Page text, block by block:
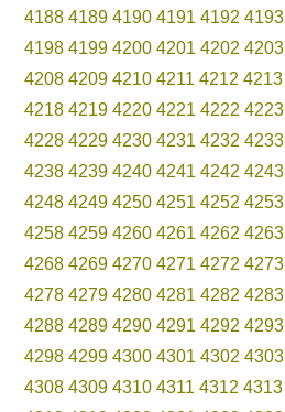
4188 4189 4190 4191 4192 4193
4198 4199 4200 4201 4202 4203
4208 4209 4210 4211 4212 4213
4218 4219 4220 4221 4222 4223
4228 4229 4230 4231 4232 4233
4238 4239 4240 4241 4242 4243
4248 4249 4250 4251 4252 4253
4258 4259 4260 4261 4262 4263
4268 4269 4270 4271 4272 4273
4278 4279 4280 4281 4282 4283
4288 4289 4290 4291 4292 4293
4298 4299 4300 4301 4302 4303
4308 4309 4310 4311 4312 4313